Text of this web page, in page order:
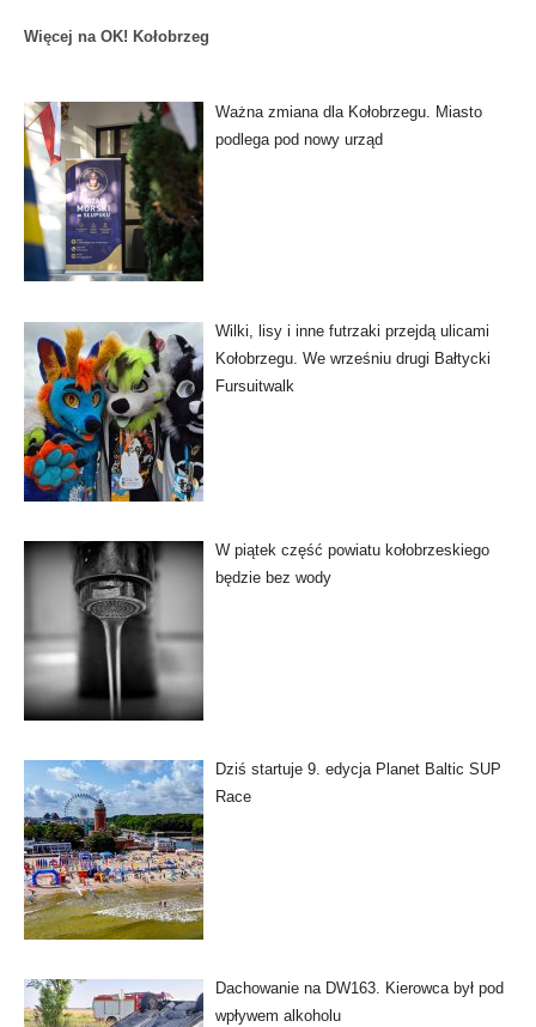
Więcej na OK! Kołobrzeg
Ważna zmiana dla Kołobrzegu. Miasto
podlega pod nowy urząd
Wilki, lisy i inne futrzaki przejdą ulicami
Kołobrzegu. We wrześniu drugi Bałtycki
Fursuitwalk
W piątek część powiatu kołobrzeskiego
będzie bez wody
Dziś startuje 9. edycja Planet Baltic SUP
Race
Dachowanie na DW163. Kierowca był pod
wpływem alkoholu